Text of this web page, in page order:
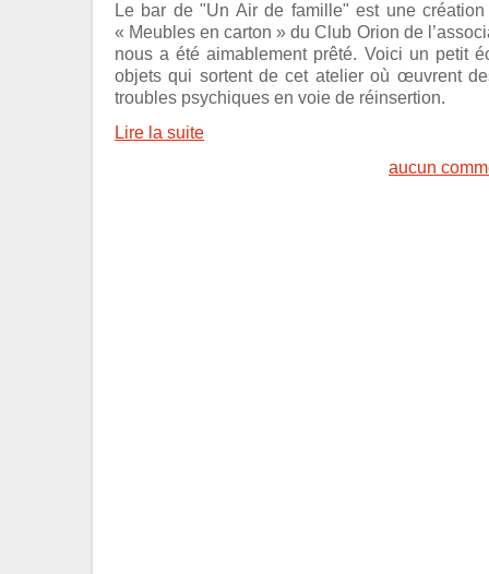
Le bar de "Un Air de famille" est une création
« Meubles en carton » du Club Orion de
nous a été aimablement prêté. Voici un petit
objets qui sortent de cet atelier où œuvrent
troubles psychiques en voie de réinsertion.
Lire la suite
aucun